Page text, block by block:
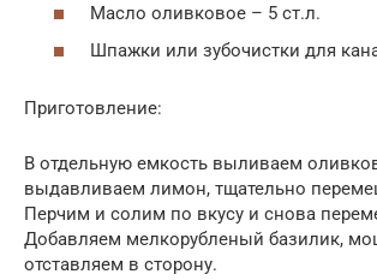
Масло оливковое – 5 ст.л.
Шпажки или зубочистки для
Приготовление:
В отдельную емкость выливаем
выдавливаем лимон, тщательно
Перчим и солим по вкусу и снова
Добавляем мелкорубленый базилик,
отставляем в сторону.